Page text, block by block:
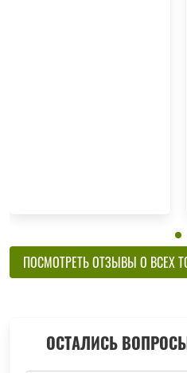
ПОСМОТРЕТЬ ОТЗЫВЫ О ВСЕХ
ОСТАЛИСЬ